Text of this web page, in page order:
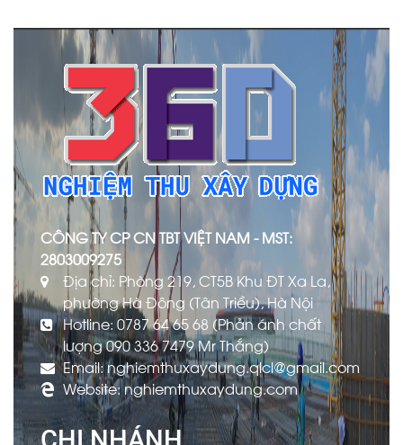
CÔNG TY CP CN TBT VIỆT NAM - MST:
2803009275
Địa chỉ: Phòng 219, CT5B Khu ĐT Xa La,
phường Hà Đông (Tân Triều), Hà Nội
Hotline: 0787 64 65 68 (Phản ánh chất
lượng 090 336 7479 Mr Thắng)
Email: nghiemthuxaydung.qlcl@gmail.com
Website: nghiemthuxaydung.com